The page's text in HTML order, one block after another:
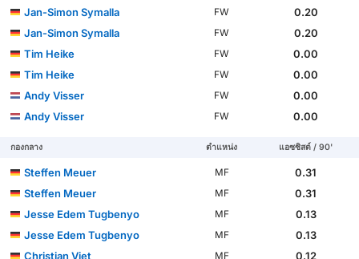
Jan-Simon Symalla
FW
0.20
Jan-Simon Symalla
FW
0.20
Tim Heike
FW
0.00
Tim Heike
FW
0.00
Andy Visser
FW
0.00
Andy Visser
FW 0.00
กองกลาง ตำแหน่ง แอซซิสต์ / 90'
Steffen Meuer MF
0.31
Steffen Meuer
MF
0.31
Jesse Edem Tugbenyo
MF
0.13
Jesse Edem Tugbenyo
MF
0.13
Christian Viet
MF
0.12